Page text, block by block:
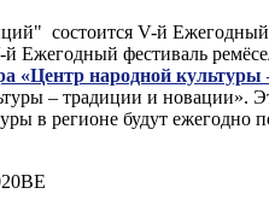
состоится V-й
й Ежегодный фестиваль
«Центр народной культуры
– традиции и
в регионе будут